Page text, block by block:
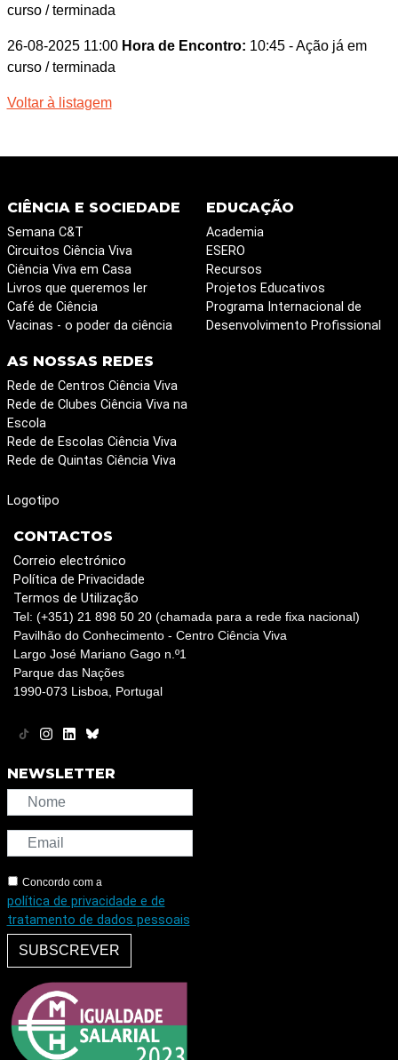
curso / terminada
26-08-2025 11:00 Hora de Encontro: 10:45 - Ação já em
curso / terminada
Voltar à listagem
CIÊNCIA E SOCIEDADE
Semana C&T
Circuitos Ciência Viva
Ciência Viva em Casa
Livros que queremos ler
Café de Ciência
Vacinas - o poder da ciência
EDUCAÇÃO
Academia
ESERO
Recursos
Projetos Educativos
Programa Internacional de
Desenvolvimento Profissional
AS NOSSAS REDES
Rede de Centros Ciência Viva
Rede de Clubes Ciência Viva na
Escola
Rede de Escolas Ciência Viva
Rede de Quintas Ciência Viva
Logotipo
CONTACTOS
Correio electrónico
Política de Privacidade
Termos de Utilização
Tel: (+351) 21 898 50 20 (chamada para a rede fixa nacional)
Pavilhão do Conhecimento - Centro Ciência Viva
Largo José Mariano Gago n.º1
Parque das Nações
1990-073 Lisboa, Portugal
NEWSLETTER
Concordo com a
política de privacidade e de
tratamento de dados pessoais
SUBSCREVER